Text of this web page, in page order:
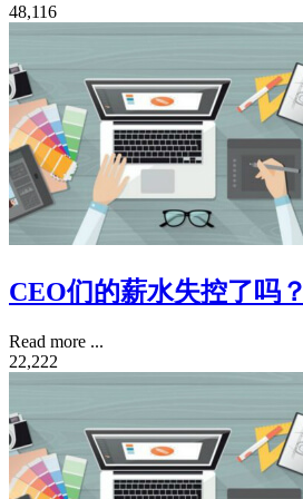
48,116
CEO们的薪水失控了吗？
Read more ...
22,222